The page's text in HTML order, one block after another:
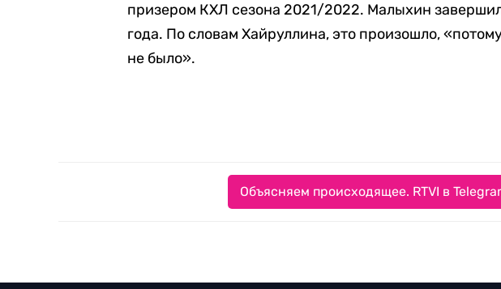
призером КХЛ сезона 2021/2022. Малыхин
года. По словам Хайруллина, это произошло,
не было».
Объясняем происходящее. RTVI в